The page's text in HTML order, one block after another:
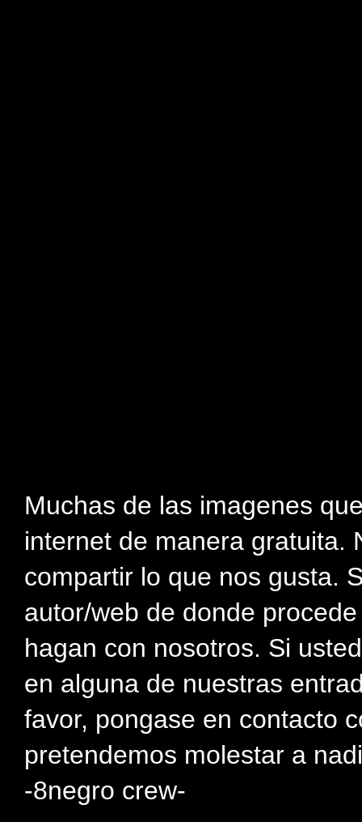
Muchas de las imagenes
internet de manera gratuita.
compartir lo que nos gusta.
autor/web de donde
hagan con nosotros. Si
en alguna de nuestras
favor, pongase en contacto
pretendemos molestar a
-8negro crew-